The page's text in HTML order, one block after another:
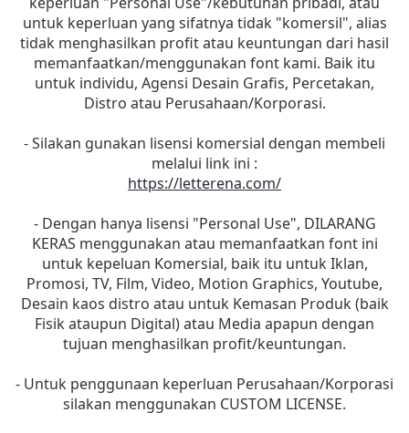
untuk keperluan yang sifatnya tidak "komersil", alias
tidak menghasilkan profit atau keuntungan dari hasil
memanfaatkan/menggunakan font kami. Baik itu
untuk individu, Agensi Desain Grafis, Percetakan,
Distro atau Perusahaan/Korporasi.
- Silakan gunakan lisensi komersial dengan membeli
melalui link ini :
https://letterena.com/
- Dengan hanya lisensi "Personal Use", DILARANG
KERAS menggunakan atau memanfaatkan font ini
untuk kepeluan Komersial, baik itu untuk Iklan,
Promosi, TV, Film, Video, Motion Graphics, Youtube,
Desain kaos distro atau untuk Kemasan Produk (baik
Fisik ataupun Digital) atau Media apapun dengan
tujuan menghasilkan profit/keuntungan.
- Untuk penggunaan keperluan Perusahaan/Korporasi
silakan menggunakan CUSTOM LICENSE.